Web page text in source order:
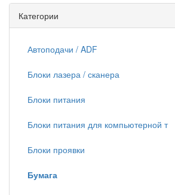
Категории
Автоподачи / ADF
Блоки лазера / сканера
Блоки питания
Блоки питания для компьютерной т
Блоки проявки
Бумага